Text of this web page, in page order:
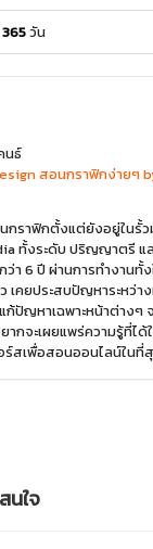
365วัน
นธ์
สอนกราฟิกง่ายๆ
ราฟิกตั้งแต่ยังอยู่ในรั้ว
ทั้งระดับ ปริญญาตรี
า 6 ปี ผ่านการทำงานทั้
เคยประสบปัญหาระหว่า
ก้ปัญหาเฉพาะหน้าต่างๆ
กจะเผยแพร่ความรู้ที่ได้
สเพื่อสอนออนไลน์ในที่
นใจ